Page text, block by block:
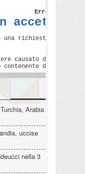
Arabia
uccise
nella 3